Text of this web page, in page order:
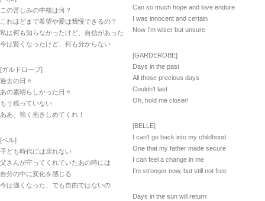
この苦しみの中核は何？
これほどまで希望や愛は我慢できるの？
私は何も知らなかったけど、自信があった
今は賢くなったけど、何も分からない
[ガルドローブ]
過去の日々
あの素晴らしかった日々
もう残っていない
ああ、強く抱きしめてくれ！
[ベル]
子ども時代には戻れない
父さんが守ってくれていたあの時には
自分の中に変化を感じる
今は強くなった、でも自由ではないの
Can so much hope and love endure
I was innocent and certain
Now I’m wiser but unsure
[GARDEROBE]
Days in the past
All those precious days
Couldn’t last
Oh, hold me closer!
[BELLE]
I can’t go back into my childhood
One that my father made secure
I can feel a change in me
I’m stronger now, but still not free
Days in the sun will return